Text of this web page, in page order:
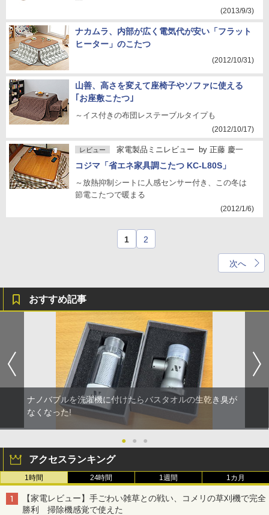
(2013/9/3)
ナカムラ、内部が広く電気代が安い「フラット
ヒーター」のこたつ
(2012/10/31)
山善、高さを変えて座椅子やソファに使える
｢お座敷こたつ｣
～イス付きの布団レステーブルタイプも
(2012/10/17)
レビュー 家電製品ミニレビュー by 正藤 慶一
コジマ「省エネ家具調こたつ KC-L80S」
～放熱抑制シートに人感センサー付き、この冬は
節電こたつで暖まる
(2012/1/6)
1 2
次へ
おすすめ記事
ナノバブルを洗濯機に付けたらバスタオルの生乾き臭が
なくなった!
● ● ●
アクセスランキング
1時間 24時間 1週間 1カ月
【家電レビュー】手ごわい雑草との戦い、コメリの草刈機で完全
勝利 掃除機感覚で使えた